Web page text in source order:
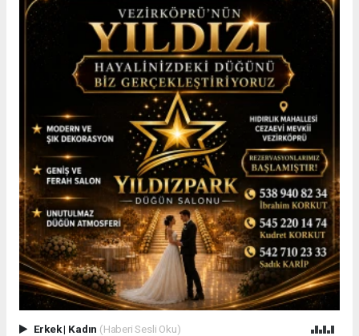
Erkek| Kadın (Haberi Sesli Oku)